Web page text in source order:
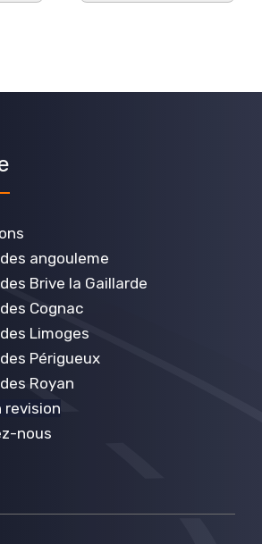
angouleme
Brive la Gaillarde
Cognac
Limoges
Périgueux
Royan
revision
nous